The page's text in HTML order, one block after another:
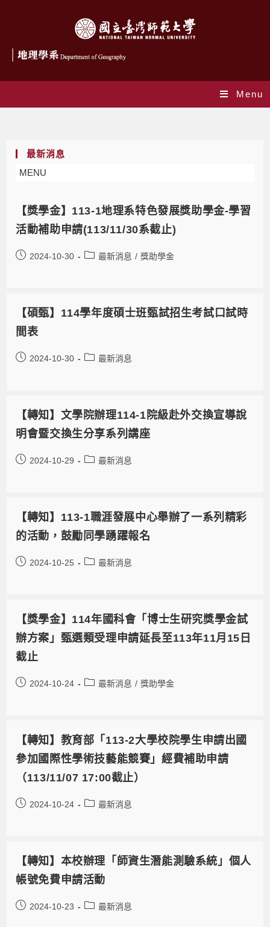
Menu
最新消息
MENU
【獎學金】113-1地理系特色發展獎助學金-學習
活動補助申請(113/11/30系截止)
2024-10-30 最新消息 / 獎助學金
【碩甄】114學年度碩士班甄試招生考試口試時
間表
2024-10-30 最新消息
【轉知】文學院辦理114-1院級赴外交換宣導說
明會暨交換生分享系列講座
2024-10-29 最新消息
【轉知】113-1職涯發展中心舉辦了一系列精彩
的活動，鼓勵同學踴躍報名
2024-10-25 最新消息
【獎學金】114年國科會「博士生研究獎學金試
辦方案」甄選類受理申請延長至113年11月15日
截止
2024-10-24 最新消息 / 獎助學金
【轉知】教育部「113-2大學校院學生申請出國
參加國際性學術技藝能競賽」經費補助申請
（113/11/07 17:00截止）
2024-10-24 最新消息
【轉知】本校辦理「師資生潛能測驗系統」個人
帳號免費申請活動
2024-10-23 最新消息